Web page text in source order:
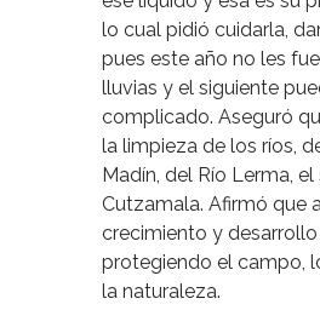
lo cual pidió cuidarla,
pues este año no les
lluvias y el siguiente
complicado. Aseguró
la limpieza de los ríos,
Madín, del Río Lerma,
Cutzamala. Afirmó que
crecimiento y
protegiendo el campo,
la naturaleza.